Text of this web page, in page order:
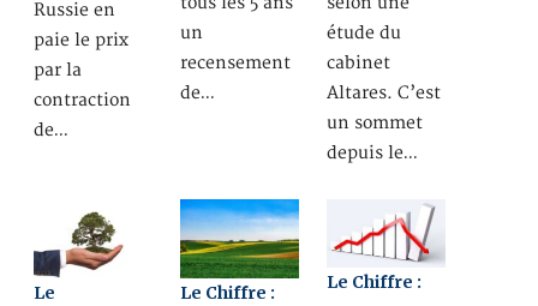
Russie en
paie le prix
par la
contraction
de…
un
recensement
de…
étude du
cabinet
Altares. C’est
un sommet
depuis le…
Le
Le Chiffre :
Le Chiffre :